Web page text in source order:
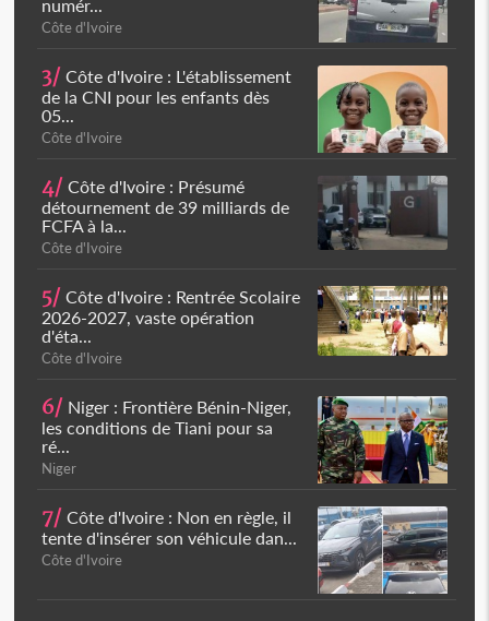
numér...
Côte d'Ivoire
3/ Côte d'Ivoire : L'établissement
de la CNI pour les enfants dès
05...
Côte d'Ivoire
4/ Côte d'Ivoire : Présumé
détournement de 39 milliards de
FCFA à la...
Côte d'Ivoire
5/ Côte d'Ivoire : Rentrée Scolaire
2026-2027, vaste opération
d'éta...
Côte d'Ivoire
6/ Niger : Frontière Bénin-Niger,
les conditions de Tiani pour sa
ré...
Niger
7/ Côte d'Ivoire : Non en règle, il
tente d'insérer son véhicule dan...
Côte d'Ivoire